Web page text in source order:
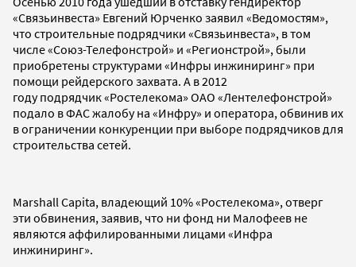
«Связьинвеста» Евгений Юрченко заявил «Ведомостям»,
что строительные подрядчики «Связьинвеста», в том
числе «Союз-Телефонстрой» и «Регионстрой», были
приобретены структурами «Инфры инжиниринг» при
помощи рейдерского захвата. А в 2012
году подрядчик «Ростелекома» ОАО «Лентелефонстрой»
подало в ФАС жалобу на «Инфру» и оператора, обвинив их
в ограничении конкуренции при выборе подрядчиков для
строительства сетей.
Marshall Capita, владеющий 10% «Ростелекома», отверг
эти обвинения, заявив, что ни фонд ни Малофеев не
являются аффилированными лицами «Инфра
инжиниринг».